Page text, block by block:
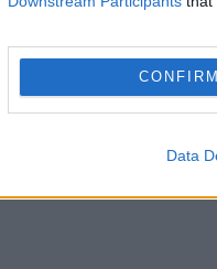
CONFIRM
Data